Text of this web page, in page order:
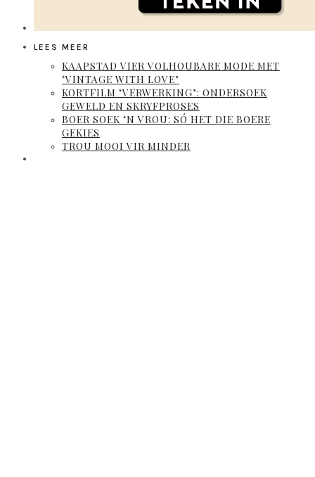
LEES MEER
KAAPSTAD VIER VOLHOUBARE MODE MET
‘VINTAGE WITH LOVE’
KORTFILM ‘VERWERKING’: ONDERSOEK
GEWELD EN SKRYFPROSES
BOER SOEK ‘N VROU: SÓ HET DIE BOERE
GEKIES
TROU MOOI VIR MINDER